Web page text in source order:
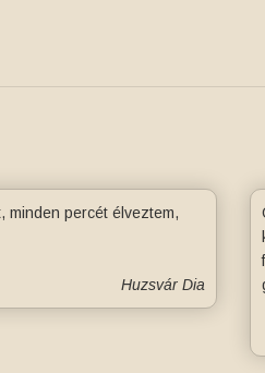
percét élveztem,
Huzsvár Dia